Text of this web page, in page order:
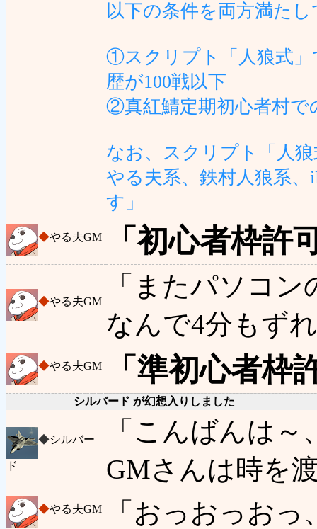
以下の条件を両方満た
①スクリプト「人狼式」
歴が100戦以下
②真紅鯖定期初心者村で
なお、スクリプト「人
やる夫系、鉄村人狼系
す」
◆やる夫GM 「初心者枠許
◆やる夫GM
「またパソコ
なんで4分もず
◆やる夫GM 「準初心者枠
シルバード が幻想入りしました
◆シルバー
ド
「こんばんは
GMさんは時を
◆やる夫GM 「おっおっお